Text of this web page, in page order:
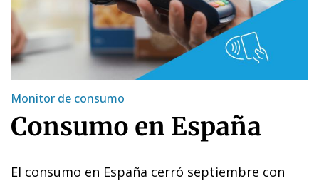
Monitor de consumo
Consumo en España
El consumo en España cerró septiembre con